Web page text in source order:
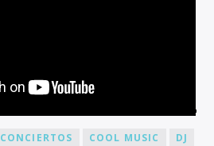
CONCIERTOS COOL MUSIC
DJ